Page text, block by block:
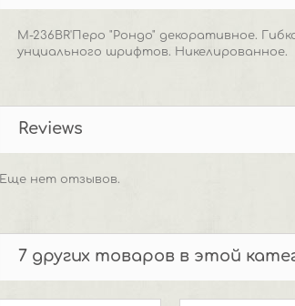
M-236BR'Перо "Рондо" декоративное.
унциального шрифтов. Никелированное.
Reviews
Еще нет отзывов.
7 других товаров в этой